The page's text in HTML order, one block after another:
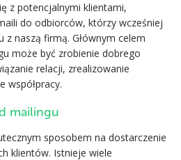
z potencjalnymi klientami,
do odbiorców, którzy wcześniej
naszą firmą. Głównym celem
może być zrobienie dobrego
relacji, zrealizowanie
współpracy.
mailingu
sposobem na dostarczenie
klientów. Istnieje wiele